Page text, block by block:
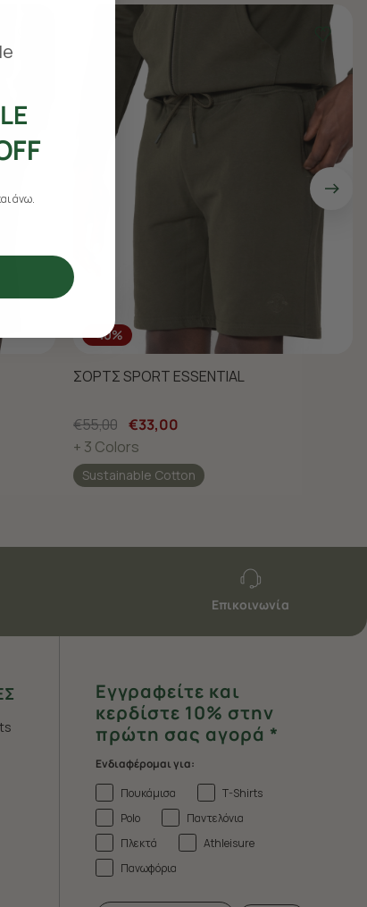
-40%
ΣΟΡΤΣ SPORT ESSENTIAL
€55,00 €33,00
+ 3 Colors
Sustainable Cotton
Επικοινωνία
Εγγραφείτε και
κερδίστε 10% στην
πρώτη σας αγορά *
Ενδιαφέρομαι για:
Πουκάμισα
T-Shirts
Polo
Παντελόνια
Πλεκτά
Athleisure
Πανωφόρια
άνω.